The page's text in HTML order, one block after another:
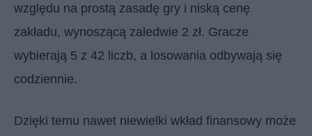
względu na prostą zasadę gry i niską cenę
zakładu, wynoszącą zaledwie 2 zł. Gracze
wybierają 5 z 42 liczb, a losowania odbywają się
codziennie.
Dzięki temu nawet niewielki wkład finansowy może